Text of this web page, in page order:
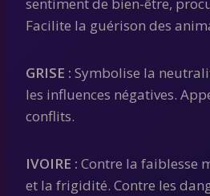
Facilite la guérison des
GRISE : Symbolise la
les influences négatives.
conflits.
IVOIRE : Contre la faiblesse
et la frigidité. Contre les